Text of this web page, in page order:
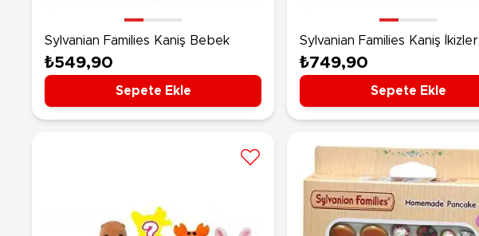
Sylvanian Families Kaniş Bebek
₺549,90
Sepete Ekle
Sylvanian Families Kaniş İkizler
₺749,90
Sepete Ekle